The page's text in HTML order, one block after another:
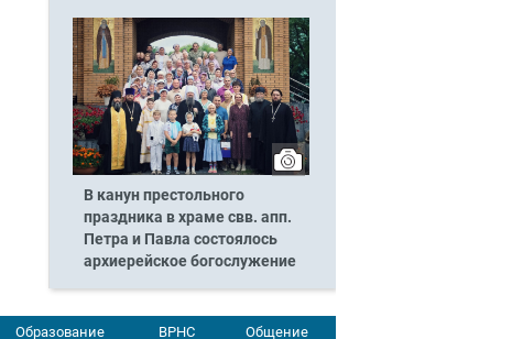
В канун престольного
праздника в храме свв. апп.
Петра и Павла состоялось
архиерейское богослужение
Образование ВРНС Общение